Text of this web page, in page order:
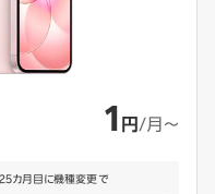
1 円 /月〜
25カ月目に機種変更で